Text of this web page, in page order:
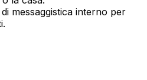
di messaggistica interno per